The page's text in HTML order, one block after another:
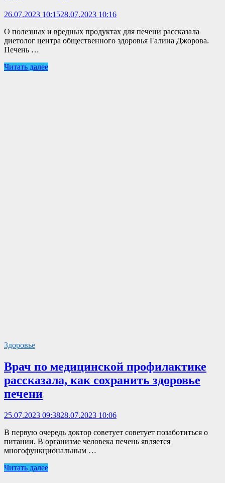
26.07.2023 10:1528.07.2023 10:16
О полезных и вредных продуктах для печени рассказала
диетолог центра общественного здоровья Галина Джорова.
Печень …
Читать далее
Здоровье
Врач по медицинской профилактике
рассказала, как сохранить здоровье
печени
25.07.2023 09:3828.07.2023 10:06
В первую очередь доктор советует советует позаботиться о
питании. В организме человека печень является
многофункциональным …
Читать далее